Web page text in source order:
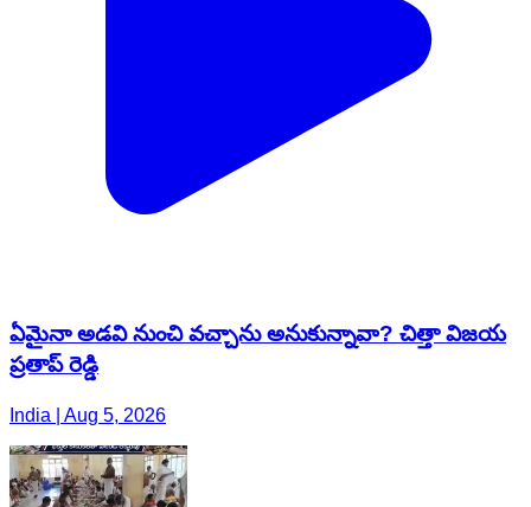
ఏమైనా అడవి నుంచి వచ్చాను అనుకున్నావా? చిత్తా విజయ
ప్రతాప్ రెడ్డి
India | Aug 5, 2026